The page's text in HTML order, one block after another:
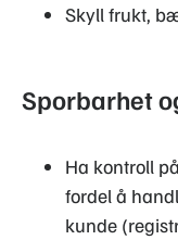
Skyll frukt,
Sporbarhet
Ha kontroll
fordel å
kunde